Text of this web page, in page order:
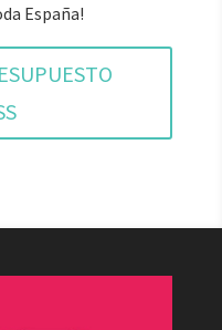
España!